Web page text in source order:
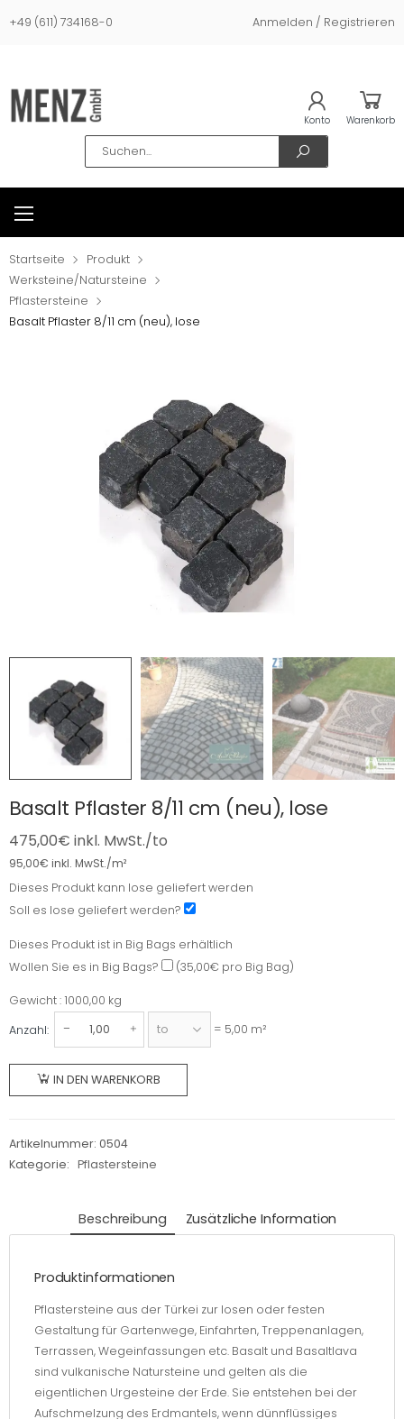
+49 (611) 734168-0 Anmelden / Registrieren
Search
Konto Warenkorb
Startseite
Produkt
Werksteine/Natursteine
Pflastersteine
Basalt Pflaster 8/11 cm (neu), lose
Basalt Pflaster 8/11 cm (neu), lose
475,00€ inkl. MwSt./to
95,00€ inkl. MwSt./m²
kann
lose
Dieses Produkt kann lose geliefert werden
Soll es lose geliefert werden?
Dieses
in
Bags
erhältlich
Dieses Produkt ist in Big Bags erhältlich
Wollen
in
Bags?
Wollen Sie es in Big Bags? (35,00€ pro Big Bag)
Gewicht
Gewicht : 1000,00 kg
= 5,00 m²
Anzahl:
Pflaster
lose
IN DEN WARENKORB
Artikelnummer: 0504
Kategorie:
Pflastersteine
Beschreibung Zusätzliche Information
Produktinformationen
Pflastersteine aus der Türkei zur losen oder festen
Gestaltung für Gartenwege, Einfahrten, Treppenanlagen,
Terrassen, Wegeinfassungen etc. Basalt und Basaltlava
sind vulkanische Natursteine und gelten als die
eigentlichen Urgesteine der Erde. Sie entstehen bei der
Aufschmelzung des Erdmantels, wenn dünnflüssiges